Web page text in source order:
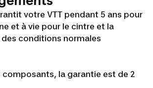
votre VTT pendant 5 ans pour
et à vie pour le cintre et la
conditions normales
composants, la garantie est de 2